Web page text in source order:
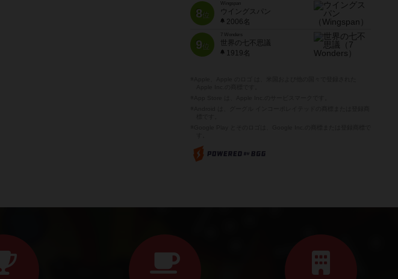
8位
Wingspan
ウイングスパン
2006名
9位
7 Wonders
世界の七不思議
1919名